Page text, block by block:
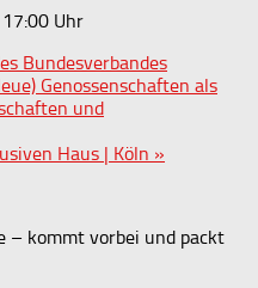
17:00
Bundesverbandes
Genossenschaften als
und
Haus | Köln »
– kommt vorbei und packt